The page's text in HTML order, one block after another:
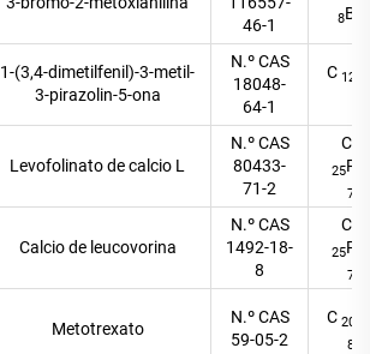
46-1
8
1-(3,4-dimetilfenil)-3-metil-
3-pirazolin-5-ona
N.º CAS
18048-
64-1
C 12
Levofolinato de calcio L
N.º CAS
80433-
71-2
C
25
7
Calcio de leucovorina
N.º CAS
1492-18-
8
C
25
7
Metotrexato
N.º CAS
59-05-2
C 20
8